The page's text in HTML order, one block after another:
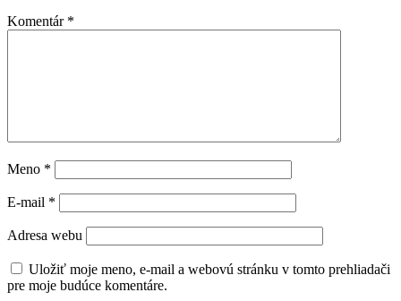
Komentár *
Meno *
E-mail *
Adresa webu
Uložiť moje meno, e-mail a webovú stránku v tomto prehliadači
pre moje budúce komentáre.